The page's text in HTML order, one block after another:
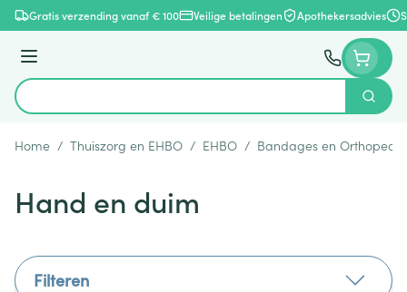
Ga naar de inhoud
Gratis verzending vanaf € 100 Veilige betalingen Apothekersadvies
Menu
Product, merk, categorie...
Zoek
Home / Thuiszorg en EHBO / EHBO / Bandages en
Hand en duim
Filteren